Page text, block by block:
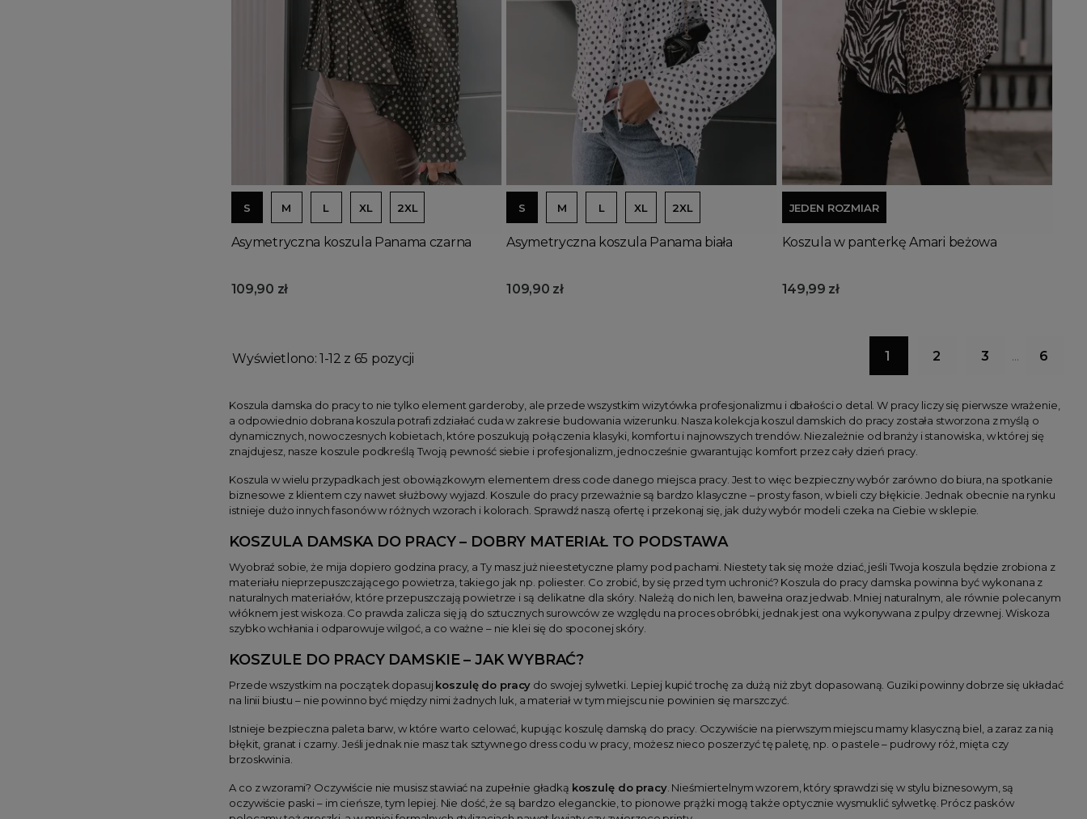
Dodaj do koszyka
S M L XL 2XL
Asymetryczna koszula Panama czarna
109,90 zł
Dodaj do koszyka
S M L XL 2XL
Asymetryczna koszula Panama biała
109,90 zł
JEDEN ROZMIAR
Koszula w panterkę Amari beżowa
149,99 zł
Wyświetlono: 1-12 z 65 pozycji 1 2 3 … 6
Koszula damska do pracy to nie tylko element garderoby, ale przede wszystkim wizytówka profesjonalizmu i dbałości o detal. W pracy liczy się pierwsze wrażenie,
a odpowiednio dobrana koszula potrafi zdziałać cuda w zakresie budowania wizerunku. Nasza kolekcja koszul damskich do pracy została stworzona z myślą o
dynamicznych, nowoczesnych kobietach, które poszukują połączenia klasyki, komfortu i najnowszych trendów. Niezależnie od branży i stanowiska, w której się
znajdujesz, nasze koszule podkreślą Twoją pewność siebie i profesjonalizm, jednocześnie gwarantując komfort przez cały dzień pracy.
Koszula w wielu przypadkach jest obowiązkowym elementem dress code danego miejsca pracy. Jest to więc bezpieczny wybór zarówno do biura, na spotkanie
biznesowe z klientem czy nawet służbowy wyjazd. Koszule do pracy przeważnie są bardzo klasyczne – prosty fason, w bieli czy błękicie. Jednak obecnie na rynku
istnieje dużo innych fasonów w różnych wzorach i kolorach. Sprawdź naszą ofertę i przekonaj się, jak duży wybór modeli czeka na Ciebie w sklepie.
KOSZULA DAMSKA DO PRACY – DOBRY MATERIAŁ TO PODSTAWA
Wyobraź sobie, że mija dopiero godzina pracy, a Ty masz już nieestetyczne plamy pod pachami. Niestety tak się może dziać, jeśli Twoja koszula będzie zrobiona z
materiału nieprzepuszczającego powietrza, takiego jak np. poliester. Co zrobić, by się przed tym uchronić? Koszula do pracy damska powinna być wykonana z
naturalnych materiałów, które przepuszczają powietrze i są delikatne dla skóry. Należą do nich len, bawełna oraz jedwab. Mniej naturalnym, ale równie polecanym
włóknem jest wiskoza. Co prawda zalicza się ją do sztucznych surowców ze względu na proces obróbki, jednak jest ona wykonywana z pulpy drzewnej. Wiskoza
szybko wchłania i odparowuje wilgoć, a co ważne – nie klei się do spoconej skóry.
KOSZULE DO PRACY DAMSKIE – JAK WYBRAĆ?
Przede wszystkim na początek dopasujkoszulę do pracy do swojej sylwetki. Lepiej kupić trochę za dużą niż zbyt dopasowaną. Guziki powinny dobrze się układać
na linii biustu – nie powinno być między nimi żadnych luk, a materiał w tym miejscu nie powinien się marszczyć.
Istnieje bezpieczna paleta barw, w które warto celować, kupując koszulę damską do pracy. Oczywiście na pierwszym miejscu mamy klasyczną biel, a zaraz za nią
błękit, granat i czarny. Jeśli jednak nie masz tak sztywnego dress codu w pracy, możesz nieco poszerzyć tę paletę, np. o pastele – pudrowy róż, mięta czy
brzoskwinia.
A co z wzorami? Oczywiście nie musisz stawiać na zupełnie gładką koszulę do pracy. Nieśmiertelnym wzorem, który sprawdzi się w stylu biznesowym, są
oczywiście paski – im cieńsze, tym lepiej. Nie dość, że są bardzo eleganckie, to pionowe prążki mogą także optycznie wysmuklić sylwetkę. Prócz pasków